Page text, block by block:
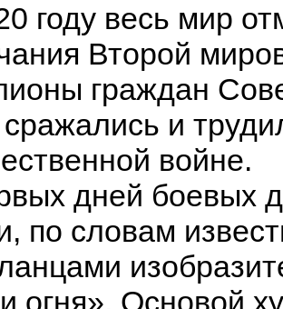
году весь мир
Второй
граждан
сражались и
войне.
дней боевых
по словам
огня». Основой